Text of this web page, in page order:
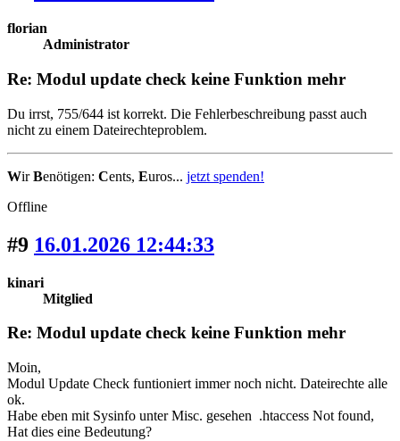
florian
Administrator
Re: Modul update check keine Funktion mehr
Du irrst, 755/644 ist korrekt. Die Fehlerbeschreibung passt auch
nicht zu einem Dateirechteproblem.
WirBenötigen: Cents, Euros... jetzt spenden!
Offline
#9 16.01.2026 12:44:33
kinari
Mitglied
Re: Modul update check keine Funktion mehr
Moin,
Modul Update Check funtioniert immer noch nicht. Dateirechte alle
ok.
Habe eben mit Sysinfo unter Misc. gesehen .htaccess Not found,
Hat dies eine Bedeutung?